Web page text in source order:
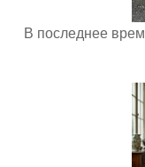
В последнее